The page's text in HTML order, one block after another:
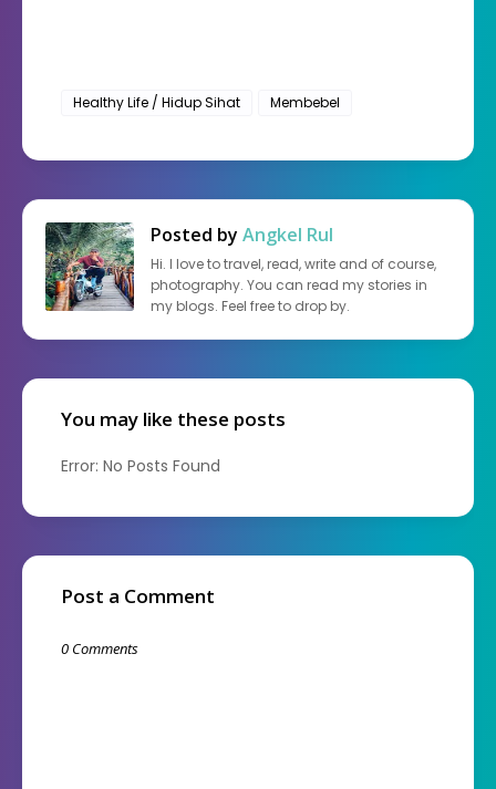
Healthy Life / Hidup Sihat Membebel
Posted by Angkel Rul
Hi. I love to travel, read, write and of course,
photography. You can read my stories in
my blogs. Feel free to drop by.
You may like these posts
Error: No Posts Found
Post a Comment
0 Comments